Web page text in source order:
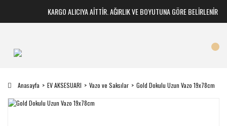
KARGO ALICIYA AİTTİR. AĞIRLIK VE BOYUTUNA GÖRE BELİRLENİR
Anasayfa EV AKSESUARI Vazo ve Saksılar Gold Dokulu Uzun Vazo 19x78cm